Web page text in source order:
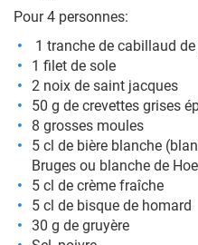
Pour 4 personnes:
1 tranche de cabillaud
1 filet de sole
2 noix de saint jacques
50 g de crevettes grises
8 grosses moules
5 cl de bière blanche (
Bruges ou blanche de
5 cl de crème fraîche
5 cl de bisque de homard
30 g de gruyère